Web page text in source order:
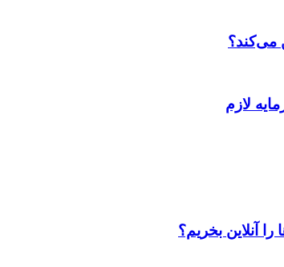
می‌کند؟
لازم
آنلاین بخریم؟